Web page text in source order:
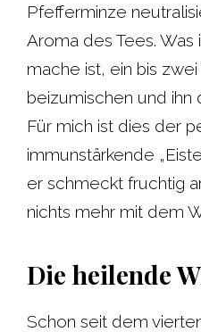
Pfefferminze
Aroma des Tees.
mache ist, ein bis
beizumischen und ihn
Für mich ist dies der
immunstärkende
er schmeckt fruchtig
nichts mehr mit dem
Die heilende
Schon seit dem